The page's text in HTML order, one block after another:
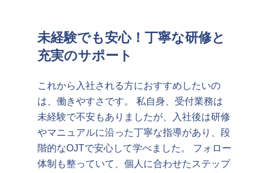
未経験でも安心！丁寧な研修と
充実のサポート
これから入社される方におすすめしたいの
は、働きやすさです。 私自身、受付業務は
未経験で不安もありましたが、入社後は研修
やマニュアルに沿った丁寧な指導があり、段
階的なOJTで安心して学べました。 フォロー
体制も整っていて、個人に合わせたステップ